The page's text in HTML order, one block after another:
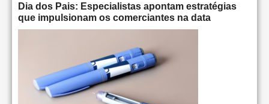
Dia dos Pais: Especialistas apontam estratégias
que impulsionam os comerciantes na data